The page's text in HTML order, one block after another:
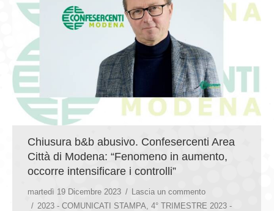
Chiusura b&b abusivo. Confesercenti Area
Città di Modena: “Fenomeno in aumento,
occorre intensificare i controlli”
martedì 19 Dicembre 2023
Lascia un commento
2023 - COMUNICATI STAMPA 4° TRIMESTRE 2023 -